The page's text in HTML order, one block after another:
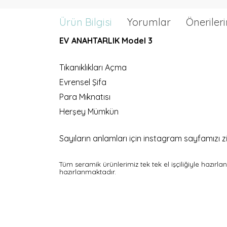
Ürün Bilgisi Yorumlar
EV ANAHTARLIK Model 3
Tıkanıklıkları Açma
Evrensel Şifa
Para Mıknatısı
Herşey Mümkün
Sayıların anlamları için instagram
Tüm seramik ürünlerimiz tek tek el işçiliğiyle
hazırlanmaktadır.